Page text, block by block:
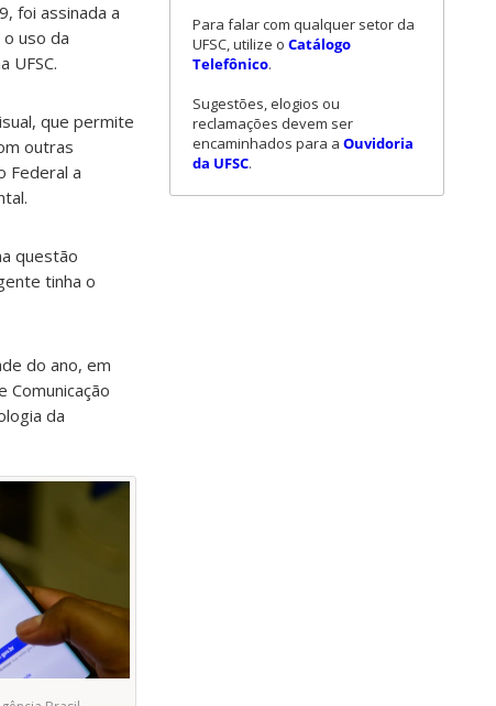
foi assinada a
uso da
UFSC.
que permite
outras
Federal a
questão
tinha o
do ano, em
Comunicação
da
Para falar com qualquer setor da
UFSC, utilize o Catálogo
Telefônico.
Sugestões, elogios ou
reclamações devem ser
encaminhados para a Ouvidoria
da UFSC.